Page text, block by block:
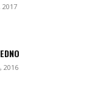
2017
2016